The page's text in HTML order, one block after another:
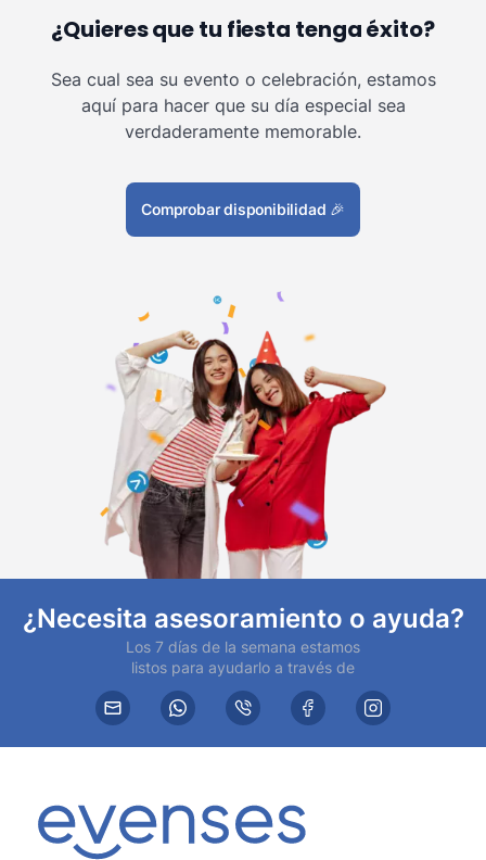
¿Quieres que tu fiesta tenga éxito?
Sea cual sea su evento o celebración, estamos
aquí para hacer que su día especial sea
verdaderamente memorable.
Comprobar disponibilidad 🎉
¿Necesita asesoramiento o ayuda?
Los 7 días de la semana estamos
listos para ayudarlo a través de